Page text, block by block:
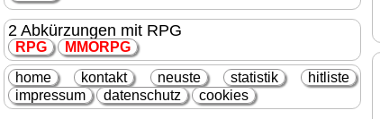
2 Abkürzungen mit RPG
RPG MMORPG
home kontakt neuste statistik
hitliste
impressum
datenschutz cookies